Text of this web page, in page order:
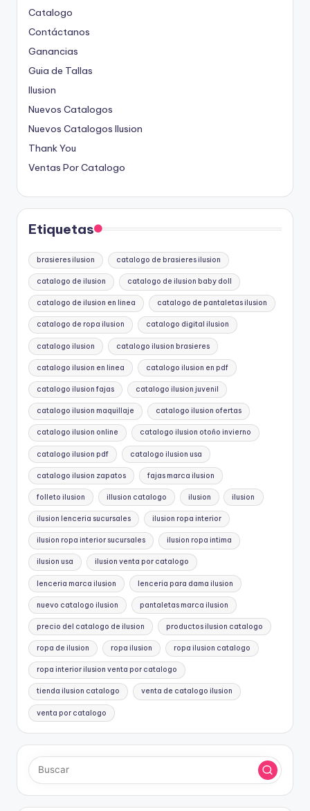
Catalogo
Contáctanos
Ganancias
Guia de Tallas
Ilusion
Nuevos Catalogos
Nuevos Catalogos Ilusion
Thank You
Ventas Por Catalogo
Etiquetas
brasieres ilusion catalogo de brasieres ilusion
catalogo de ilusion catalogo de ilusion baby doll
catalogo de ilusion en linea catalogo de pantaletas ilusion
catalogo de ropa ilusion catalogo digital ilusion
catalogo ilusion catalogo ilusion brasieres
catalogo ilusion en linea catalogo ilusion en pdf
catalogo ilusion fajas catalogo ilusion juvenil
catalogo ilusion maquillaje catalogo ilusion ofertas
catalogo ilusion online catalogo ilusion otoño invierno
catalogo ilusion pdf catalogo ilusion usa
catalogo ilusion zapatos fajas marca ilusion
folleto ilusion illusion catalogo ilusion ilusion
ilusion lenceria sucursales ilusion ropa interior
ilusion ropa interior sucursales ilusion ropa intima
ilusion usa ilusion venta por catalogo
lenceria marca ilusion lenceria para dama ilusion
nuevo catalogo ilusion pantaletas marca ilusion
precio del catalogo de ilusion productos ilusion catalogo
ropa de ilusion ropa ilusion ropa ilusion catalogo
ropa interior ilusion venta por catalogo
tienda ilusion catalogo venta de catalogo ilusion
venta por catalogo